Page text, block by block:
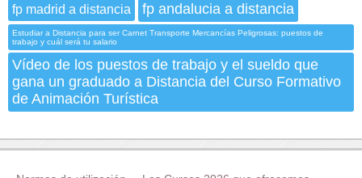
fp madrid a distancia fp andalucia a distancia
Estudiar a Distancia para ser Carnet Transporte Mercancías Peligrosas: puestos de
trabajo y cuál será tu salario
Vídeo de los puestos de trabajo y el sueldo que
gana un graduado a Distancia del Curso Formativo
de Animación Turística